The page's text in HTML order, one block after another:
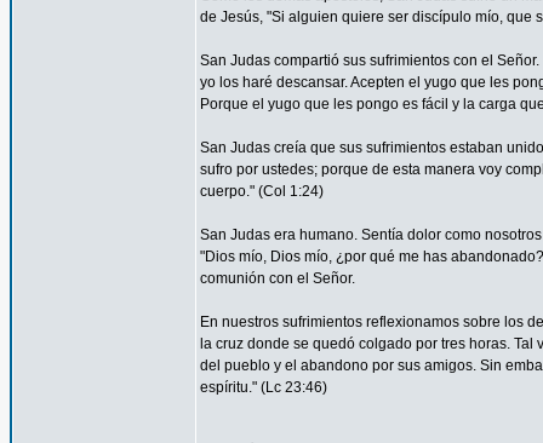
de Jesús, "Si alguien quiere ser discípulo mío, que
San Judas compartió sus sufrimientos con el
yo los haré descansar. Acepten el yugo que les
Porque el yugo que les pongo es fácil y la carga
San Judas creía que sus sufrimientos estaban
sufro por ustedes; porque de esta manera voy
cuerpo." (Col 1:24)
San Judas era humano. Sentía dolor como
"Dios mío, Dios mío, ¿por qué me has
comunión con el Señor.
En nuestros sufrimientos reflexionamos sobre los
la cruz donde se quedó colgado por tres horas.
del pueblo y el abandono por sus amigos. Sin
espíritu." (Lc 23:46)